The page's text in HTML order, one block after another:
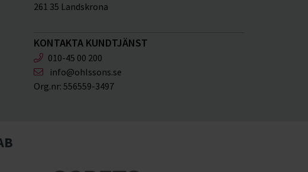
261 35 Landskrona
KONTAKTA KUNDTJÄNST
010-45 00 200
info@ohlssons.se
Org.nr: 556559-3497